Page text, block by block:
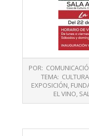
10-
POR:
TEMA: CULTURA
EXPOSICIÓN,
EL VINO,